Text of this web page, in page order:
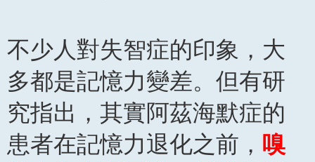
不少人對失智症的印象，大
多都是記憶力變差。但有研
究指出，其實阿茲海默症的
患者在記憶力退化之前， 嗅